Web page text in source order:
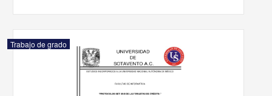
Trabajo de grado